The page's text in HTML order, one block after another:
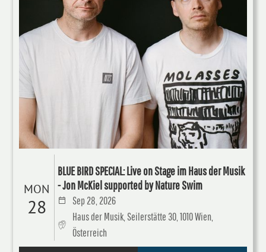
MON
28
BLUE BIRD SPECIAL: Live on Stage im Haus der Musik
- Jon McKiel supported by Nature Swim
Sep 28, 2026
Haus der Musik, Seilerstätte 30, 1010 Wien,
Österreich